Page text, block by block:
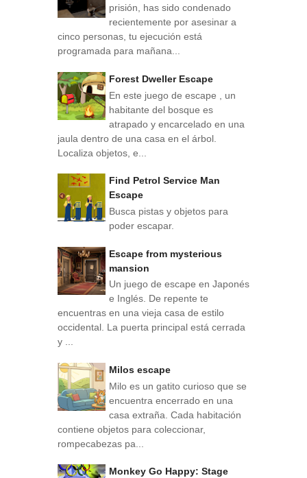
prisión, has sido condenado
recientemente por asesinar a
cinco personas, tu ejecución está
programada para mañana...
Forest Dweller Escape
En este juego de escape , un
habitante del bosque es
atrapado y encarcelado en una
jaula dentro de una casa en el árbol.
Localiza objetos, e...
Find Petrol Service Man
Escape
Busca pistas y objetos para
poder escapar.
Escape from mysterious
mansion
Un juego de escape en Japonés
e Inglés. De repente te
encuentras en una vieja casa de estilo
occidental. La puerta principal está cerrada
y ...
Milos escape
Milo es un gatito curioso que se
encuentra encerrado en una
casa extraña. Cada habitación
contiene objetos para coleccionar,
rompecabezas pa...
Monkey Go Happy: Stage